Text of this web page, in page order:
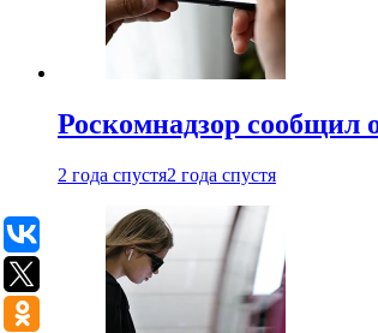
Роскомнадзор сообщил
2 года спустя2 года спустя